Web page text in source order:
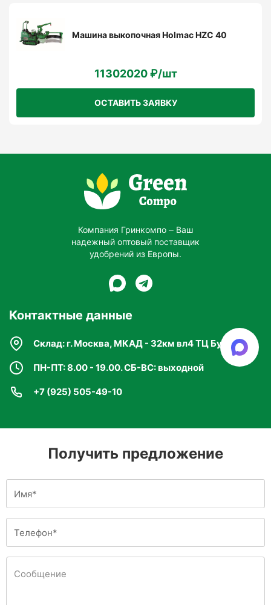
Машина выкопочная Holmac HZC 40
11302020 ₽/шт
ОСТАВИТЬ ЗАЯВКУ
Компания Гринкомпо – Ваш
надежный оптовый поставщик
удобрений из Европы.
Контактные данные
Склад: г. Москва, МКАД - 32км вл4 ТЦ Бухта
ПН-ПТ: 8.00 - 19.00. СБ-ВС: выходной
+7 (925) 505-49-10
Получить предложение